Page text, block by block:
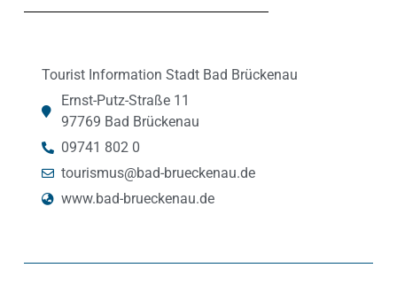
Tourist Information Stadt Bad Brückenau
Ernst-Putz-Straße 11
97769 Bad Brückenau
09741 802 0
tourismus@bad-brueckenau.de
www.bad-brueckenau.de